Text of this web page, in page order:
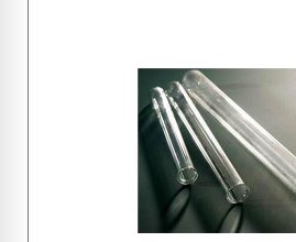
Географія
Комп'ютерна
Меблі